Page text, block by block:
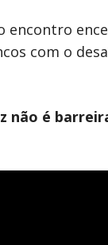
encontro
com o
é